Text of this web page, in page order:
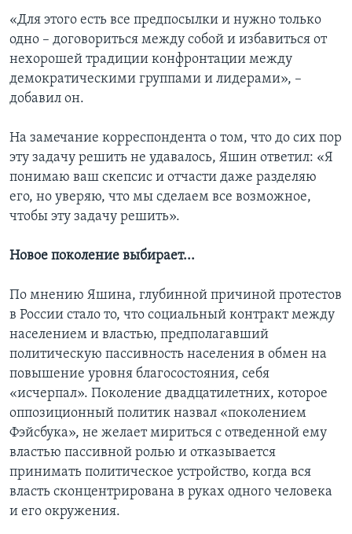
«Для этого есть все предпосылки и нужно только
одно – договориться между собой и избавиться от
нехорошей традиции конфронтации между
демократическими группами и лидерами», –
добавил он.
На замечание корреспондента о том, что до сих пор
эту задачу решить не удавалось, Яшин ответил: «Я
понимаю ваш скепсис и отчасти даже разделяю
его, но уверяю, что мы сделаем все возможное,
чтобы эту задачу решить».
Новое поколение выбирает...
По мнению Яшина, глубинной причиной протестов
в России стало то, что социальный контракт между
населением и властью, предполагавший
политическую пассивность населения в обмен на
повышение уровня благосостояния, себя
«исчерпал». Поколение двадцатилетних, которое
оппозиционный политик назвал «поколением
Фэйсбука», не желает мириться с отведенной ему
властью пассивной ролью и отказывается
принимать политическое устройство, когда вся
власть сконцентрирована в руках одного человека
и его окружения.